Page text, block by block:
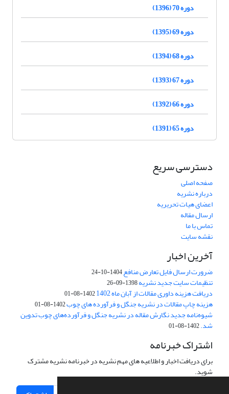
دوره 70 (1396)
دوره 69 (1395)
دوره 68 (1394)
دوره 67 (1393)
دوره 66 (1392)
دوره 65 (1391)
دسترسی سریع
صفحه اصلی
درباره نشریه
اعضای هیات تحریریه
ارسال مقاله
تماس با ما
نقشه سایت
آخرین اخبار
ضرورت ارسال فایل تعارض منافع1404-10-24
تنظیمات سایت جدید نشریه1398-09-26
دریافت هزینه داوری مقالات از آبان ماه 1402 1402-08-01
هزینه چاپ مقالات در نشریه جنگل و فرآورده های چوب1402-08-01
شیوه‌نامه جدید نگارش مقاله در نشریه جنگل و فرآورده‌های چوب تدوین
شد.1402-08-01
اشتراک خبرنامه
برای دریافت اخبار و اطلاعیه های مهم نشریه در خبرنامه نشریه مشترک
شوید.